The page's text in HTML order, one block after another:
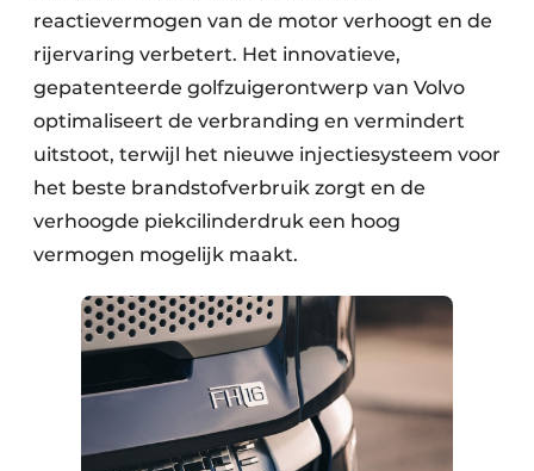
reactievermogen van de motor verhoogt en de
rijervaring verbetert. Het innovatieve,
gepatenteerde golfzuigerontwerp van Volvo
optimaliseert de verbranding en vermindert
uitstoot, terwijl het nieuwe injectiesysteem voor
het beste brandstofverbruik zorgt en de
verhoogde piekcilinderdruk een hoog
vermogen mogelijk maakt.